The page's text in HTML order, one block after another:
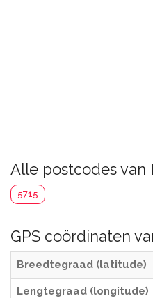
Alle postcodes van
5715
GPS coördinaten
Breedtegraad (latitude)
Lengtegraad (longitude)